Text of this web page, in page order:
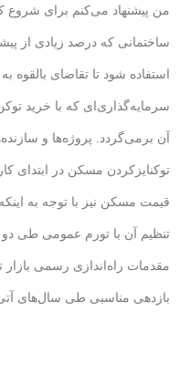
من پیشنهاد می‌کنم برای شروع
ساختمانی که درصد زیادی از
استفاده شود تا تقاضای بالقوه
سرمایه‌گذاری‌ای که با خرید
آن برمی‌گردد. پروژه‌ها و
توکنایزکردن مسکن در ابتدای
قیمت مسکن نیز با توجه به
تنظیم آن با تورم عمومی طی دو
مقدمات راه‌اندازی رسمی
بازدهی مناسبی طی سال‌های